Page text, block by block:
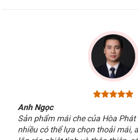
Anh Ngọc
Sản phẩm mái che của Hòa
nhiều có thể lựa chọn thoải mái,